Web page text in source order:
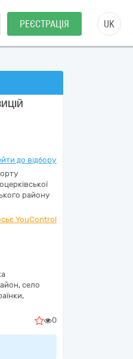
РЕЄСТРАЦІЯ UK
до відбору
району
YouControl
село
0